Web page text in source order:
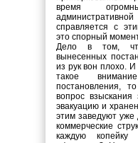
время
справляется с
это спорный
Дело в том,
вынесенных
из рук вон плохо. И
такое
постановления,
вопрос
эвакуацию и
этим заведуют уже
коммерческие
каждую копейку